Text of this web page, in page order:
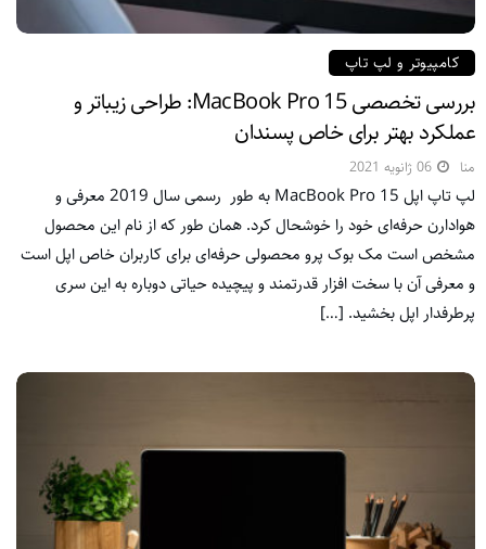
کامپیوتر و لپ تاپ
بررسی تخصصی MacBook Pro 15: طراحی زیباتر و
عملکرد بهتر برای خاص پسندان
منا 06 ژانویه 2021
لپ تاپ اپل MacBook Pro 15 به طور رسمی سال 2019 معرفی و
هوادارن حرفه‌ای خود را خوشحال کرد. همان طور که از نام این محصول
مشخص است مک بوک پرو محصولی حرفه‌ای برای کاربران خاص اپل است
و معرفی آن با سخت افزار قدرتمند و پیچیده حیاتی دوباره به این سری
پرطرفدار اپل بخشید. […]